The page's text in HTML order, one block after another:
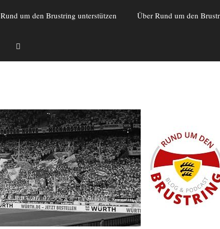
Rund um den Brustring unterstützen Über Rund um den